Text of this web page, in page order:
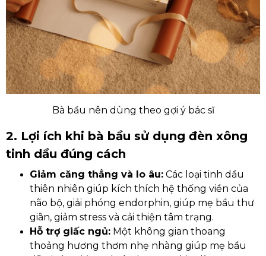
Bà bầu nên dùng theo gợi ý bác sĩ
2. Lợi ích khi bà bầu sử dụng đèn xông
tinh dầu đúng cách
Giảm căng thẳng và lo âu: Các loại tinh dầu
thiên nhiên giúp kích thích hệ thống viền của
não bộ, giải phóng endorphin, giúp mẹ bầu thư
giãn, giảm stress và cải thiện tâm trạng.
Hỗ trợ giấc ngủ: Một không gian thoang
thoảng hương thơm nhẹ nhàng giúp mẹ bầu